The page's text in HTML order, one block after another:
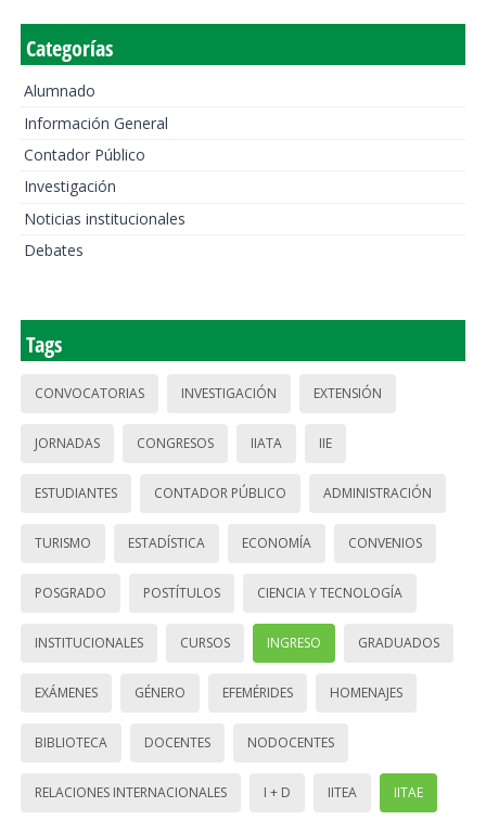
Categorías
Alumnado
Información General
Contador Público
Investigación
Noticias institucionales
Debates
Tags
CONVOCATORIAS INVESTIGACIÓN EXTENSIÓN
JORNADAS CONGRESOS IIATA IIE
ESTUDIANTES CONTADOR PÚBLICO ADMINISTRACIÓN
TURISMO ESTADÍSTICA ECONOMÍA CONVENIOS
POSGRADO POSTÍTULOS CIENCIA Y TECNOLOGÍA
INSTITUCIONALES CURSOS INGRESO GRADUADOS
EXÁMENES GÉNERO EFEMÉRIDES HOMENAJES
BIBLIOTECA DOCENTES NODOCENTES
RELACIONES INTERNACIONALES I + D IITEA IITAE